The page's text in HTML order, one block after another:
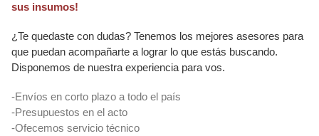
sus insumos!
¿Te quedaste con dudas? Tenemos los mejores asesores para
que puedan acompañarte a lograr lo que estás buscando.
Disponemos de nuestra experiencia para vos.
-Envíos en corto plazo a todo el país
-Presupuestos en el acto
-Ofecemos servicio técnico